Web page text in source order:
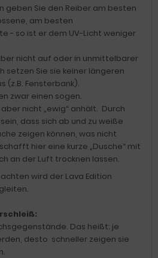
geben Sie den Reiber am besten
am besten
- so ist er dem UV-Licht weniger
nicht auf oder in unmittelbarer
setzen Sie sie keiner längeren
(z.B. Fensterbank).
zwar einen sogen.
nicht „ewig“ anhält. Durch
dass sich ab und zu weiße
zeigen können, was nicht
hier eine kurze „Dusche“ mit
an der Luft trocknen lassen.
wird der Lava Edition
Das heißt: je
desto schneller zeigen sie